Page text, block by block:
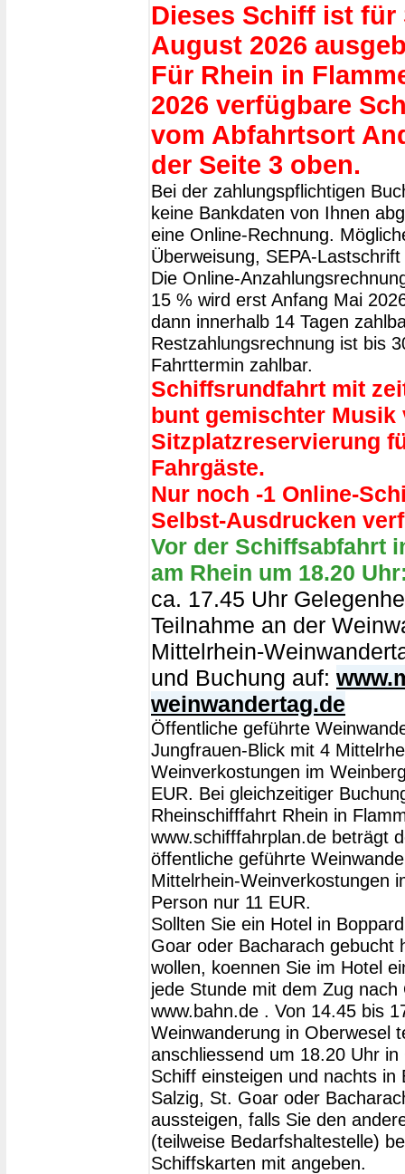
Dieses Schiff ist für
August 2026
Für Rhein in
2026 verfügbare
vom Abfahrtsort
der Seite 3 oben.
Bei der zahlungspflichtigen
keine Bankdaten von Ihnen
eine Online-Rechnung.
Überweisung, SEPA-
Die Online-
15 % wird erst Anfang Mai
dann innerhalb 14 Tagen
Restzahlungsrechnung ist bis
Fahrttermin zahlbar.
Schiffsrundfahrt mit
bunt gemischter Musik
Sitzplatzreservierung
Fahrgäste.
Nur noch -1 Online-
Selbst-Ausdrucken
Vor der Schiffsabfahrt
am Rhein um 18.20
ca. 17.45 Uhr
Teilnahme an der
Mittelrhein-
und Buchung auf:
weinwandertag.de
Öffentliche geführte
Jungfrauen-Blick mit 4
Weinverkostungen im
EUR. Bei gleichzeitiger
Rheinschifffahrt Rhein in
www.schifffahrplan.de beträgt
öffentliche geführte
Mittelrhein-Weinverkostungen
Person nur 11 EUR.
Sollten Sie ein Hotel in
Goar oder Bacharach gebucht
wollen, koennen Sie im Hotel
jede Stunde mit dem Zug
www.bahn.de . Von 14.45 bis
Weinwanderung in Oberwesel
anschliessend um 18.20 Uhr
Schiff einsteigen und nachts in
Salzig, St. Goar oder
aussteigen, falls Sie den
(teilweise Bedarfshaltestelle)
Schiffskarten mit angeben.